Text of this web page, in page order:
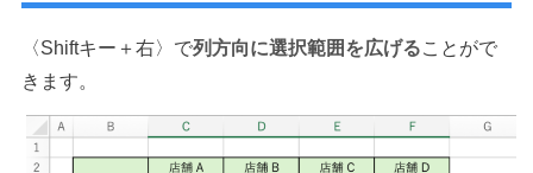
〈Shiftキー＋右〉で列方向に選択範囲を広げることがで
きます。